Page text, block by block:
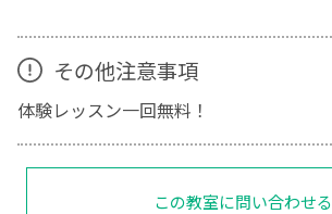
その他注意事項
体験レッスン一回無料！
この教室に問い合わせる